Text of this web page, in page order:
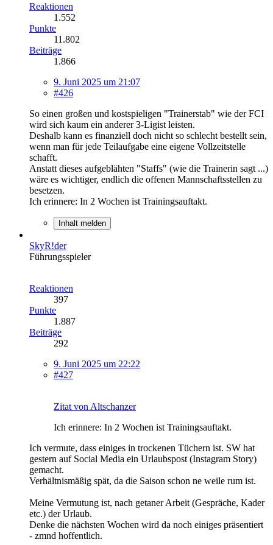
Reaktionen
1.552
Punkte
11.802
Beiträge
1.866
9. Juni 2025 um 21:07
#426
So einen großen und kostspieligen "Trainerstab" wie der FCI
wird sich kaum ein anderer 3-Ligist leisten.
Deshalb kann es finanziell doch nicht so schlecht bestellt sein,
wenn man für jede Teilaufgabe eine eigene Vollzeitstelle
schafft.
Anstatt dieses aufgeblähten "Staffs" (wie die Trainerin sagt ...)
wäre es wichtiger, endlich die offenen Mannschaftsstellen zu
besetzen.
Ich erinnere: In 2 Wochen ist Trainingsauftakt.
Inhalt melden
SkyR!der
Führungsspieler
Reaktionen
397
Punkte
1.887
Beiträge
292
9. Juni 2025 um 22:22
#427
Zitat von Altschanzer
Ich erinnere: In 2 Wochen ist Trainingsauftakt.
Ich vermute, dass einiges in trockenen Tüchern ist. SW hat
gestern auf Social Media ein Urlaubspost (Instagram Story)
gemacht.
Verhältnismäßig spät, da die Saison schon ne weile rum ist.
Meine Vermutung ist, nach getaner Arbeit (Gespräche, Kader
etc.) der Urlaub.
Denke die nächsten Wochen wird da noch einiges präsentiert
- zmnd hoffentlich.